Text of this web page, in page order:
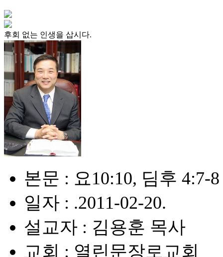
후회 없는 인생을 삽시다.
본문 : 요10:10, 딤후 4:7-8
일자 : .2011-02-20.
설교자 : 김용훈 목사
교회 : 열린문장로교회